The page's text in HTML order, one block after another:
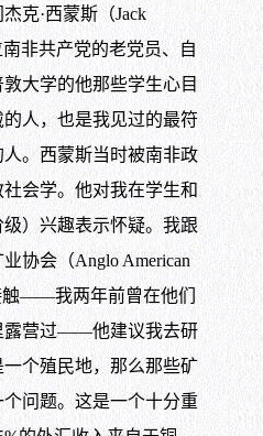
克·西蒙斯（Jack
非共产党的老党员、自
大学的他那些学生心目
人，也是我见过的最符
。西蒙斯当时被南非政
会学。他对我在学生和
）兴趣表示怀疑。我跟
协会（Anglo American
触——我两年前曾在他们
露营过——他建议我去研
个殖民地，那么那些矿
问题。这是一个十分重